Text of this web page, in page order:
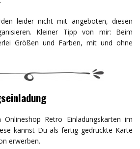
leider nicht mit angeboten, diesen
Kleiner Tipp von mir: Beim
Größen und Farben, mit und ohne
Retro Einladungskarten im
kannst Du als fertig gedruckte Karte
erwerben.